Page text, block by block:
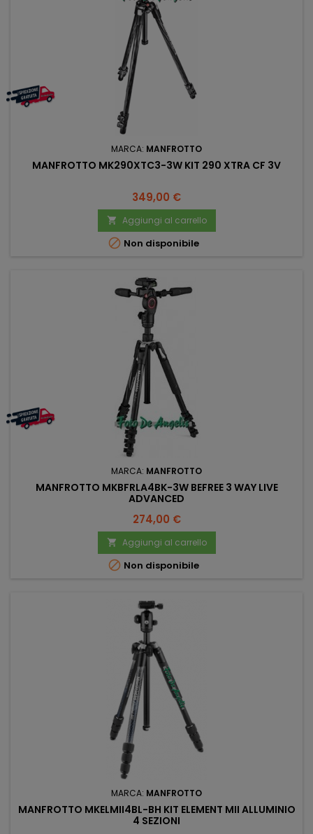
MARCA: MANFROTTO
MANFROTTO MK290XTC3-3W KIT 290 XTRA CF 3V
Prezzo
349,00 €
 Aggiungi al carrello
 Non disponibile
MARCA: MANFROTTO
MANFROTTO MKBFRLA4BK-3W BEFREE 3 WAY LIVE
ADVANCED
Prezzo
274,00 €
 Aggiungi al carrello
 Non disponibile
MARCA: MANFROTTO
MANFROTTO MKELMII4BL-BH KIT ELEMENT MII ALLUMINIO
4 SEZIONI